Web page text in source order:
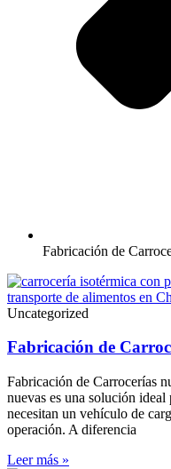
Fabricación de
Uncategorized
Fabricación de
Fabricación de Carrocerías
nuevas es una solución ideal
necesitan un vehículo de
operación. A diferencia
Leer más »